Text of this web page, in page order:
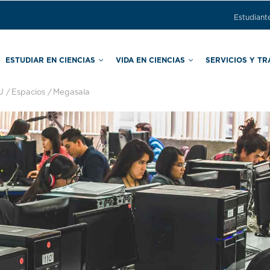
ESTUDIAR EN CIENCIAS VIDA EN CIENCIAS SERVICIOS Y
/ Espacios / Megasala